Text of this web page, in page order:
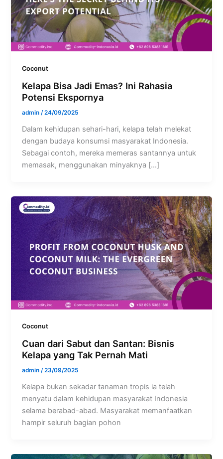
Coconut
Kelapa Bisa Jadi Emas? Ini Rahasia
Potensi Ekspornya
admin/24/09/2025
Dalam kehidupan sehari-hari, kelapa telah melekat
dengan budaya konsumsi masyarakat Indonesia.
Sebagai contoh, mereka memeras santannya untuk
memasak, menggunakan minyaknya […]
Coconut
Cuan dari Sabut dan Santan: Bisnis
Kelapa yang Tak Pernah Mati
admin/23/09/2025
Kelapa bukan sekadar tanaman tropis ia telah
menyatu dalam kehidupan masyarakat Indonesia
selama berabad-abad. Masyarakat memanfaatkan
hampir seluruh bagian pohon